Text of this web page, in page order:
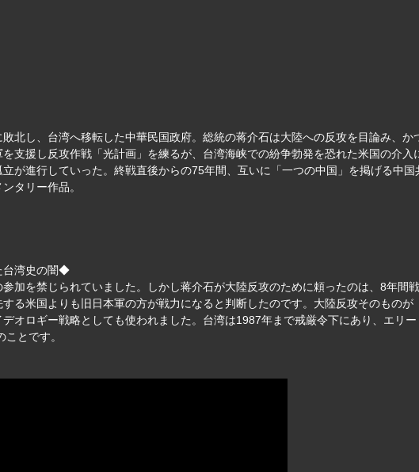
北し、台湾へ移転した中華民国政府。総統の蒋介石は大陸への反攻を目論み、
支援し反攻作戦「光計画」を練るが、台湾海峡での紛争勃発を恐れた米国の介
が進行していった。終戦直後からの75年間、互いに「一つの中国」を掲げる中
タリー作品。
台湾史の闇◆
加を禁じられていました。しかし蒋介石が大陸反攻のために頼ったのは、8年
る米国よりも旧日本軍の方が戦力になると判断したのです。大陸反攻そのもの
オロギー戦略としても使われました。台湾は1987年まで戒厳令下にあり、エリ
とです。